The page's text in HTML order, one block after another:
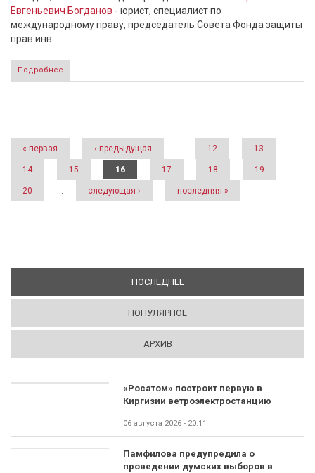
Евгеньевич Богданов - юрист, специалист по
международному праву, председатель Совета Фонда защиты
прав инв
Подробнее
Страницы
« первая ‹ предыдущая … 12 13
14 15 16 17 18 19
20 … следующая › последняя »
ПОСЛЕДНЕЕ(АКТИВНАЯ ВКЛАДКА)
ПОПУЛЯРНОЕ
АРХИВ
«Росатом» построит первую в
Киргизии ветроэлектростанцию
06 августа 2026 - 20:11
Памфилова предупредила о
проведении думских выборов в